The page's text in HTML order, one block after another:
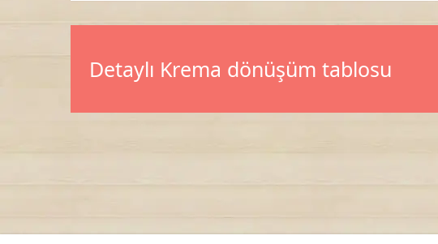
Detaylı Krema dönüşüm tablosu